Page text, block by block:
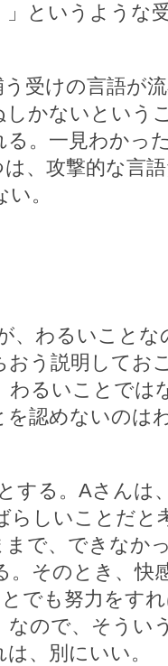
というような
受けの言語が
かないという
。一見わかっ
、攻撃的な言
。
、わるいことな
う説明してお
わるいことでは
認めないのは
する。Aさんは
らしいことだと
で、できなか
そのとき、快
でも努力をすれ
ので、そうい
、別にいい。